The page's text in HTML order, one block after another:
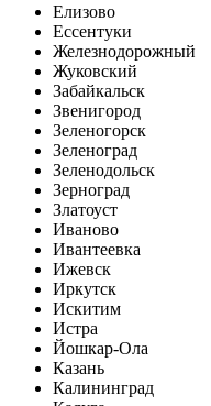
Елизово
Ессентуки
Железнодорожный
Жуковский
Забайкальск
Звенигород
Зеленогорск
Зеленоград
Зеленодольск
Зерноград
Златоуст
Иваново
Ивантеевка
Ижевск
Иркутск
Искитим
Истра
Йошкар-Ола
Казань
Калининград